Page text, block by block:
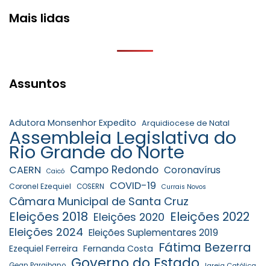
Mais lidas
Assuntos
Adutora Monsenhor Expedito Arquidiocese de Natal
Assembleia Legislativa do
Rio Grande do Norte
CAERN Caicó Campo Redondo Coronavírus
Coronel Ezequiel COSERN COVID-19 Currais Novos
Câmara Municipal de Santa Cruz
Eleições 2018 Eleições 2020 Eleições 2022
Eleições 2024 Eleições Suplementares 2019
Ezequiel Ferreira Fernanda Costa Fátima Bezerra